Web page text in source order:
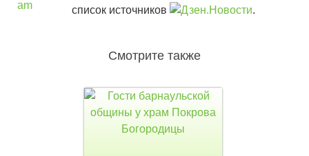
список источников
.
Смотрите также